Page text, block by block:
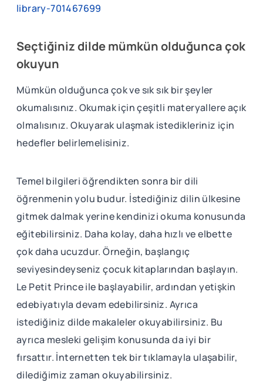
library-701467699
Seçtiğiniz dilde mümkün olduğunca çok
okuyun
Mümkün olduğunca çok ve sık sık bir şeyler
okumalısınız. Okumak için çeşitli materyallere açık
olmalısınız. Okuyarak ulaşmak istedikleriniz için
hedefler belirlemelisiniz.
Temel bilgileri öğrendikten sonra bir dili
öğrenmenin yolu budur. İstediğiniz dilin ülkesine
gitmek dalmak yerine kendinizi okuma konusunda
eğitebilirsiniz. Daha kolay, daha hızlı ve elbette
çok daha ucuzdur. Örneğin, başlangıç ​​
seviyesindeyseniz çocuk kitaplarından başlayın.
Le Petit Prince ile başlayabilir, ardından yetişkin
edebiyatıyla devam edebilirsiniz. Ayrıca
istediğiniz dilde makaleler okuyabilirsiniz. Bu
ayrıca mesleki gelişim konusunda da iyi bir
fırsattır. İnternetten tek bir tıklamayla ulaşabilir,
dilediğimiz zaman okuyabilirsiniz.